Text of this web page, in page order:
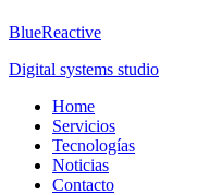
BlueReactive
Digital systems studio
Home
Servicios
Tecnologías
Noticias
Contacto